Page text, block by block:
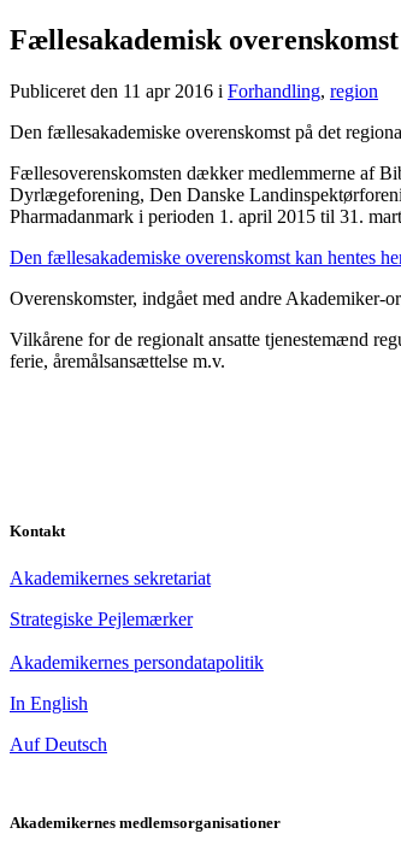
Fællesakademisk
Publiceret den 11 apr 2016 i Forhandling, region
Den fællesakademiske overenskomst på det
Fællesoverenskomsten dækker medlemmerne af
Dyrlægeforening, Den Danske
Pharmadanmark i perioden 1. april 2015 til 31.
Den fællesakademiske overenskomst kan hentes
Overenskomster, indgået med andre Akademiker-
Vilkårene for de regionalt ansatte tjenestemænd
ferie, åremålsansættelse m.v.
Kontakt
Akademikernes sekretariat
Strategiske Pejlemærker
Akademikernes persondatapolitik
In English
Auf Deutsch
Akademikernes medlemsorganisationer